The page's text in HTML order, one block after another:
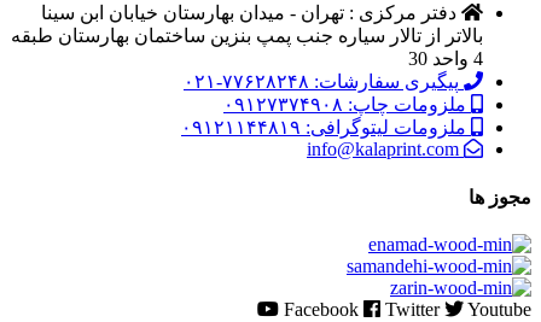
دفتر مرکزی : تهران - میدان بهارستان خیابان ابن سینا
بالاتر از تالار سیاره جنب پمپ بنزین ساختمان بهارستان طبقه
4 واحد 30
پیگیری سفارشات: ۷۷۶۲۸۲۴۸-۰۲۱
ملزومات چاپ: ۰۹۱۲۷۳۷۴۹۰۸
ملزومات لیتوگرافی: ۰۹۱۲۱۱۴۴۸۱۹
info@kalaprint.com
مجوز ها
Facebook Twitter Youtube